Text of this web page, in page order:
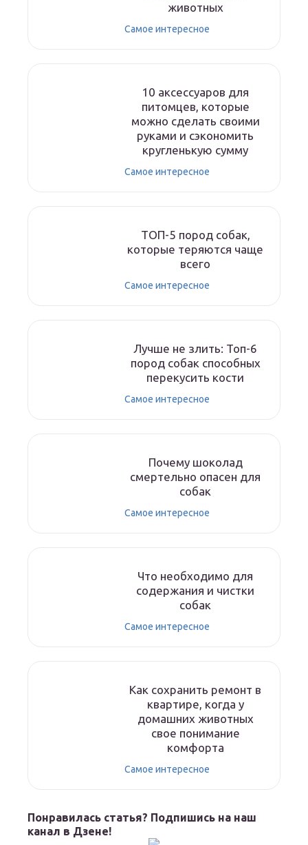
животных
Самое интересное
10 аксессуаров для
питомцев, которые
можно сделать своими
руками и сэкономить
кругленькую сумму
Самое интересное
ТОП-5 пород собак,
которые теряются чаще
всего
Самое интересное
Лучше не злить: Топ-6
пород собак способных
перекусить кости
Самое интересное
Почему шоколад
смертельно опасен для
собак
Самое интересное
Что необходимо для
содержания и чистки
собак
Самое интересное
Как сохранить ремонт в
квартире, когда у
домашних животных
свое понимание
комфорта
Самое интересное
Понравилась статья? Подпишись на наш
канал в Дзене!